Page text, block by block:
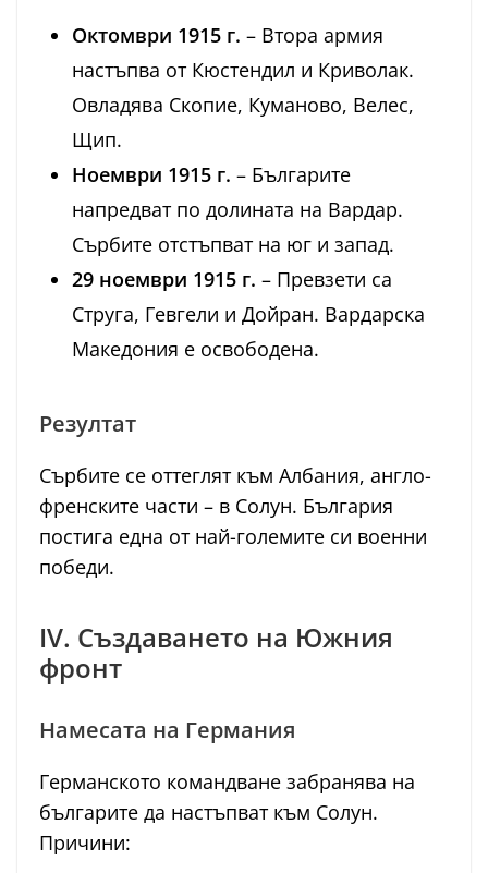
Октомври 1915 г. – Втора армия
настъпва от Кюстендил и Криволак.
Овладява Скопие, Куманово, Велес,
Щип.
Ноември 1915 г. – Българите
напредват по долината на Вардар.
Сърбите отстъпват на юг и запад.
29 ноември 1915 г. – Превзети са
Струга, Гевгели и Дойран. Вардарска
Македония е освободена.
Резултат
Сърбите се оттеглят към Албания, англо-
френските части – в Солун. България
постига една от най-големите си военни
победи.
IV. Създаването на Южния
фронт
Намесата на Германия
Германското командване забранява на
българите да настъпват към Солун.
Причини: